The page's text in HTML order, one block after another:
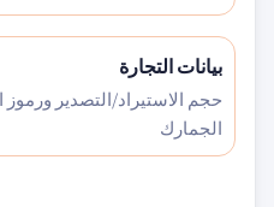
بيانات التجارة
حجم الاستيراد/التصدير
الجمارك